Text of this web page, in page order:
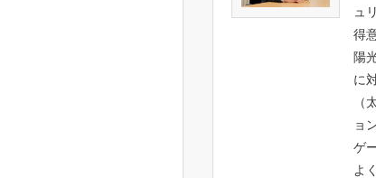
ュ
得
陽
に
（
ョ
ゲ
よ